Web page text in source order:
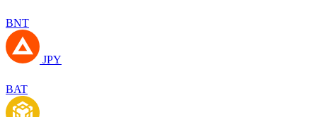
BNT
JPY
BAT